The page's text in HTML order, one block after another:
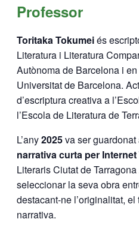
Professor
Toritaka Tokumeiés
Literatura i Literatura
Autònoma de Barcelona i
Universitat de Barcelona.
d’escriptura creativa a
l’Escola de Literatura de
L’any2025va ser guardonat
narrativa curta per
Literaris Ciutat de
seleccionar la seva obra
destacant-ne l’originalitat,
narrativa.